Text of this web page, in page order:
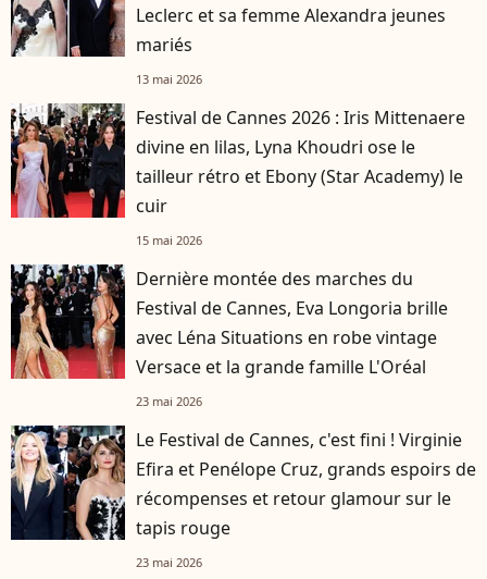
Leclerc et sa femme Alexandra jeunes
mariés
13 mai 2026
Festival de Cannes 2026 : Iris Mittenaere
divine en lilas, Lyna Khoudri ose le
tailleur rétro et Ebony (Star Academy) le
cuir
15 mai 2026
Dernière montée des marches du
Festival de Cannes, Eva Longoria brille
avec Léna Situations en robe vintage
Versace et la grande famille L'Oréal
23 mai 2026
Le Festival de Cannes, c'est fini ! Virginie
Efira et Penélope Cruz, grands espoirs de
récompenses et retour glamour sur le
tapis rouge
23 mai 2026